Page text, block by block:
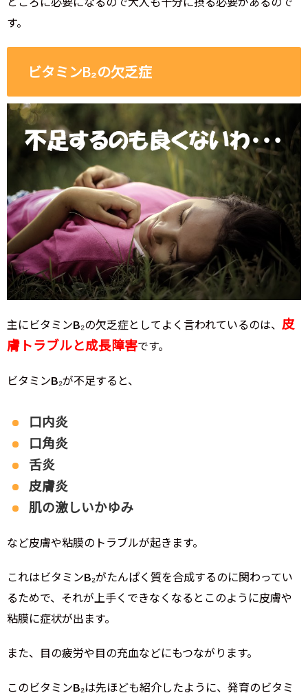
す。
ビタミンB₂の欠乏症
主にビタミンB₂の欠乏症としてよく言われているのは、 皮
膚トラブルと成長障害です。
ビタミンB₂が不足すると、
口内炎
口角炎
舌炎
皮膚炎
肌の激しいかゆみ
など皮膚や粘膜のトラブルが起きます。
これはビタミンB₂がたんぱく質を合成するのに関わってい
るためで、それが上手くできなくなるとこのように皮膚や
粘膜に症状が出ます。
また、目の疲労や目の充血などにもつながります。
このビタミンB₂は先ほども紹介したように、発育のビタミ